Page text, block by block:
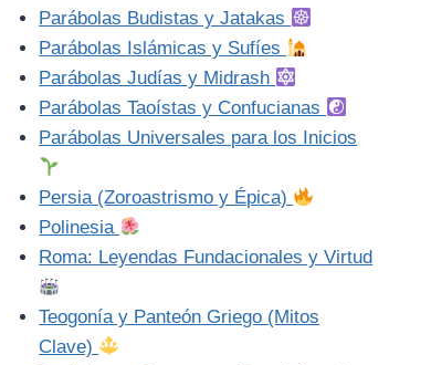
Parábolas Budistas y Jatakas
Parábolas Islámicas y Sufíes
Parábolas Judías y Midrash
Parábolas Taoístas y Confucianas
Parábolas Universales para los Inicios
Persia (Zoroastrismo y Épica)
Polinesia
Roma: Leyendas Fundacionales y Virtud
Teogonía y Panteón Griego (Mitos
Clave)